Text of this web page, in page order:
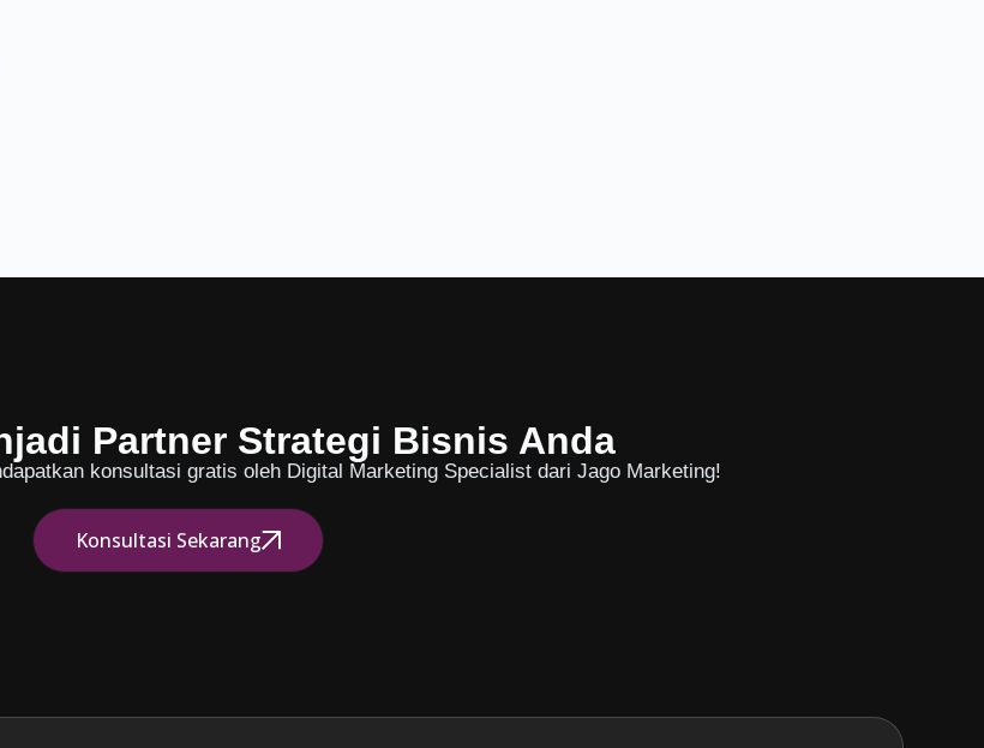
Partner Strategi Bisnis Anda
konsultasi gratis oleh Digital Marketing Specialist dari Jago Marketing!
Konsultasi Sekarang